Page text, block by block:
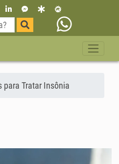
para Tratar Insônia